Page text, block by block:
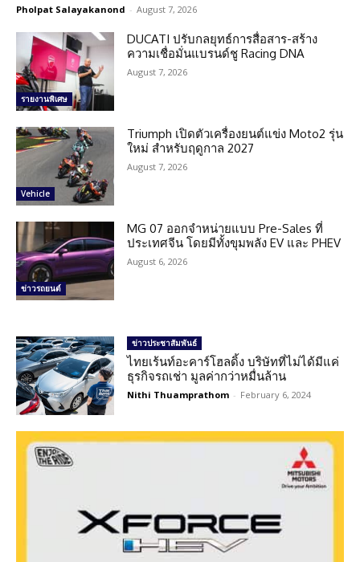
Pholpat Salayakanond - August 7, 2026
รายงานพิเศษ
DUCATI ปรับกลยุทธ์การสื่อสาร-สร้าง
ความเชื่อมั่นแบรนด์ชู Racing DNA
August 7, 2026
Vehicle
Triumph เปิดตัวเครื่องยนต์แข่ง Moto2 รุ่น
ใหม่ สำหรับฤดูกาล 2027
August 7, 2026
ข่าวรถยนต์
MG 07 ออกจำหน่ายแบบ Pre-Sales ที่
ประเทศจีน โดยมีทั้งขุมพลัง EV และ PHEV
August 6, 2026
ข่าวประชาสัมพันธ์
ไทยเร้นท์อะคาร์โฮลดิ้ง บริษัทที่ไม่ได้มีแค่
ธุรกิจรถเช่า มูลค่ากว่าหมื่นล้าน
Nithi Thuamprathom - February 6, 2024